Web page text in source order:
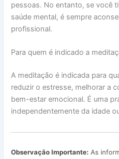
pessoas. No entanto, se você
saúde mental, é sempre
profissional.
Para quem é indicado a
A meditação é indicada para
reduzir o estresse, melhorar a
bem-estar emocional. É uma
independentemente da idade
Observação Importante: As